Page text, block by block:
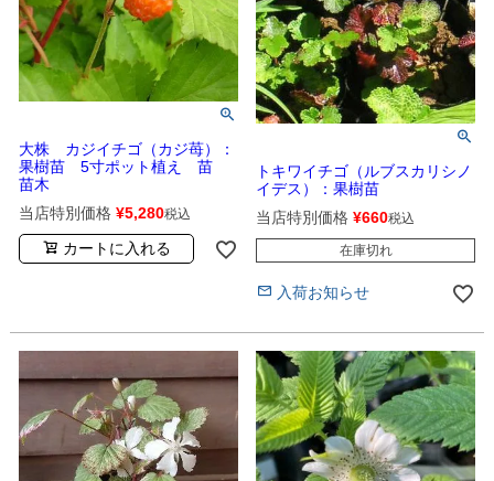
大株 カジイチゴ（カジ苺）：
果樹苗 5寸ポット植え 苗
苗木
当店特別価格 ¥5,280税込
カートに入れる
トキワイチゴ（ルブスカリシノ
イデス）：果樹苗
当店特別価格 ¥660税込
在庫切れ
入荷お知らせ